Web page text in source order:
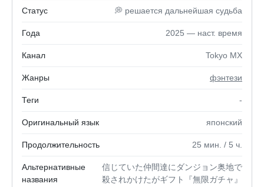
Статус 💭 решается дальнейшая судьба
Года 2025 — наст. время
Канал Tokyo MX
Жанры фэнтези
Теги -
Оригинальный язык японский
Продолжительность 25 мин. / 5 ч.
Альтернативные
названия
信じていた仲間達にダンジョン奥地で
殺されかけたがギフト『無限ガチャ』